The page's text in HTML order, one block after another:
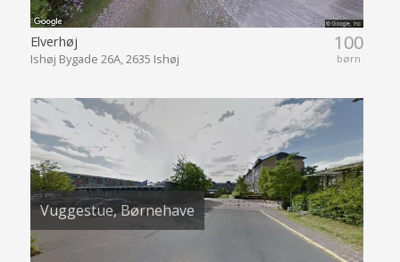
100
børn
Elverhøj
Ishøj Bygade 26A, 2635 Ishøj
Vuggestue, Børnehave